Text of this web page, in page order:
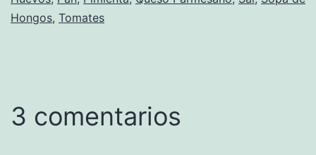
Hongos, Tomates
3 comentarios